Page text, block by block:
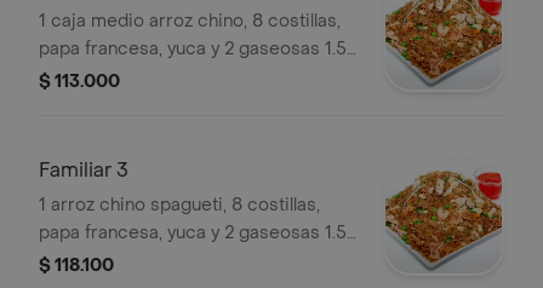
1 caja medio arroz chino, 8 costillas,
papa francesa, yuca y 2 gaseosas 1.5
lt a elegir
$ 113.000
Familiar 3
1 arroz chino spagueti, 8 costillas,
papa francesa, yuca y 2 gaseosas 1.5
lt a elegir
$ 118.100